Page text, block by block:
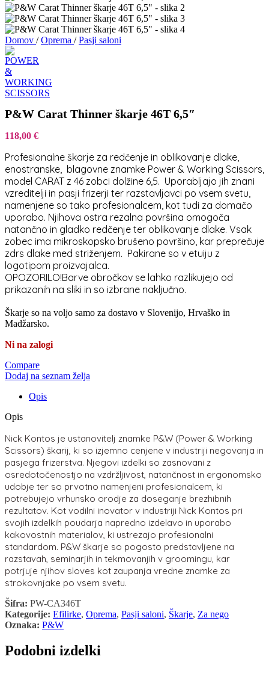
Domov / Oprema / Pasji saloni
P&W Carat Thinner škarje 46T 6,5″
118,00 €
Profesionalne škarje za redčenje in oblikovanje dlake,
enostranske, blagovne znamke Power & Working Scissors,
model CARAT z 46 zobci dolžine 6,5. Uporabljajo jih znani
vzreditelji in pasji frizerji ter razstavljavci po vsem svetu,
namenjene so tako profesionalcem, kot tudi za domačo
uporabo. Njihova ostra rezalna površina omogoča
natančno in gladko redčenje ter oblikovanje dlake. Vsak
zobec ima mikroskopsko brušeno površino, kar preprečuje
zdrs dlake med striženjem. Pakirane so v etuiju z
logotipom proizvajalca.
OPOZORILO!Barve obročkov se lahko razlikujejo od
prikazanih na sliki in so izbrane naključno.
Škarje so na voljo samo za dostavo v Slovenijo, Hrvaško in
Madžarsko.
Ni na zalogi
Compare
Dodaj na seznam želja
Opis
Opis
Nick Kontos je ustanovitelj znamke P&W (Power & Working
Scissors) škarij, ki so izjemno cenjene v industriji negovanja in
pasjega frizerstva. Njegovi izdelki so zasnovani z
osredotočenostjo na vzdržljivost, natančnost in ergonomsko
udobje ter so prvotno namenjeni profesionalcem, ki
potrebujejo vrhunsko orodje za doseganje brezhibnih
rezultatov. Kot vodilni inovator v industriji Nick Kontos pri
svojih izdelkih poudarja napredno izdelavo in uporabo
kakovostnih materialov, ki ustrezajo profesionalni
standardom. P&W škarje so pogosto predstavljene na
razstavah, seminarjih in tekmovanjih v groomingu, kar
potrjuje njihov sloves kot zaupanja vredne znamke za
strokovnjake po vsem svetu.
Šifra: PW-CA346T
Kategorije: Efilirke, Oprema, Pasji saloni, Škarje, Za nego
Oznaka: P&W
Podobni izdelki